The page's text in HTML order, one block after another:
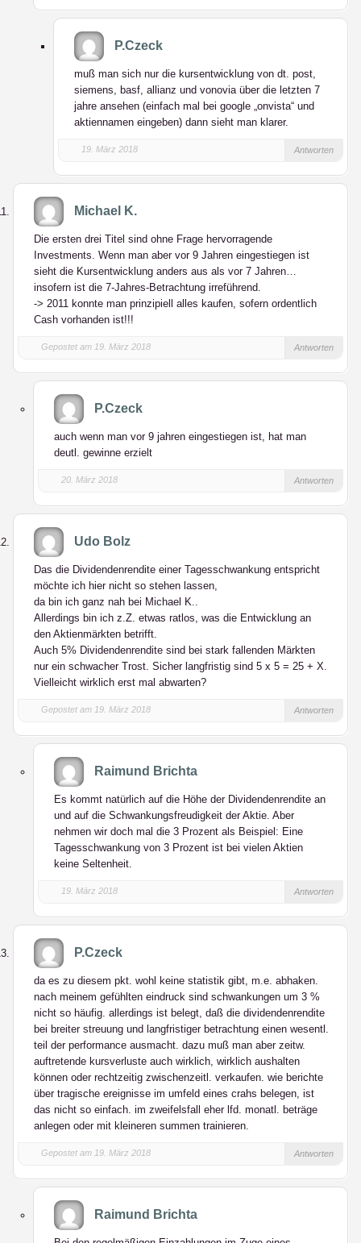
P.Czeck
muß man sich nur die kursentwicklung von dt. post,
siemens, basf, allianz und vonovia über die letzten 7
jahre ansehen (einfach mal bei google „onvista“ und
aktiennamen eingeben) dann sieht man klarer.
19. März 2018 Antworten
Michael K.
Die ersten drei Titel sind ohne Frage hervorragende
Investments. Wenn man aber vor 9 Jahren eingestiegen ist
sieht die Kursentwicklung anders aus als vor 7 Jahren…
insofern ist die 7-Jahres-Betrachtung irreführend.
-> 2011 konnte man prinzipiell alles kaufen, sofern ordentlich
Cash vorhanden ist!!!
Gepostet am 19. März 2018 Antworten
P.Czeck
auch wenn man vor 9 jahren eingestiegen ist, hat man
deutl. gewinne erzielt
20. März 2018 Antworten
Udo Bolz
Das die Dividendenrendite einer Tagesschwankung entspricht
möchte ich hier nicht so stehen lassen,
da bin ich ganz nah bei Michael K..
Allerdings bin ich z.Z. etwas ratlos, was die Entwicklung an
den Aktienmärkten betrifft.
Auch 5% Dividendenrendite sind bei stark fallenden Märkten
nur ein schwacher Trost. Sicher langfristig sind 5 x 5 = 25 + X.
Vielleicht wirklich erst mal abwarten?
Gepostet am 19. März 2018 Antworten
Raimund Brichta
Es kommt natürlich auf die Höhe der Dividendenrendite an
und auf die Schwankungsfreudigkeit der Aktie. Aber
nehmen wir doch mal die 3 Prozent als Beispiel: Eine
Tagesschwankung von 3 Prozent ist bei vielen Aktien
keine Seltenheit.
19. März 2018 Antworten
P.Czeck
da es zu diesem pkt. wohl keine statistik gibt, m.e. abhaken.
nach meinem gefühlten eindruck sind schwankungen um 3 %
nicht so häufig. allerdings ist belegt, daß die dividendenrendite
bei breiter streuung und langfristiger betrachtung einen wesentl.
teil der performance ausmacht. dazu muß man aber zeitw.
auftretende kursverluste auch wirklich, wirklich aushalten
können oder rechtzeitig zwischenzeitl. verkaufen. wie berichte
über tragische ereignisse im umfeld eines crahs belegen, ist
das nicht so einfach. im zweifelsfall eher lfd. monatl. beträge
anlegen oder mit kleineren summen trainieren.
Gepostet am 19. März 2018 Antworten
Raimund Brichta